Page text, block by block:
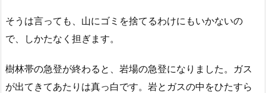
そうは言っても、山にゴミを捨てるわけにもいかないの
で、しかたなく担ぎます。
樹林帯の急登が終わると、岩場の急登になりました。ガス
が出てきてあたりは真っ白です。岩とガスの中をひたすら